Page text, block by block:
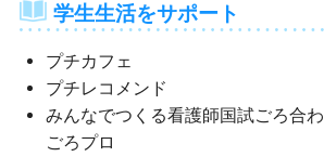
学生生活をサポート
プチカフェ
プチレコメンド
みんなでつくる看護師国試ごろ合
ごろプロ